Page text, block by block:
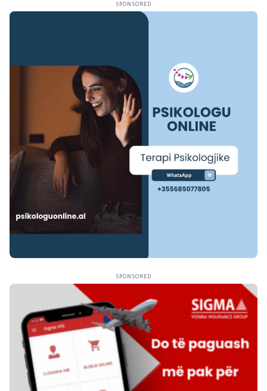
SPONSORED
SPONSORED